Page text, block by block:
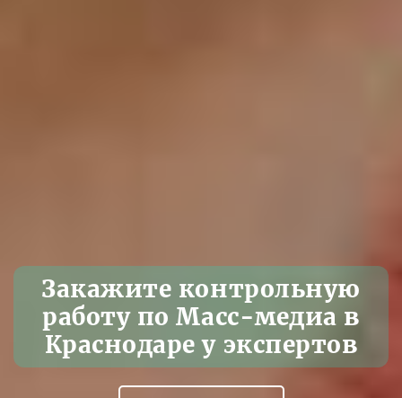
Закажите контрольную
работу по Масс-медиа в
Краснодаре у экспертов